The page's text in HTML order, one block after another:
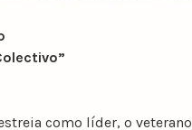
como líder, o veterano